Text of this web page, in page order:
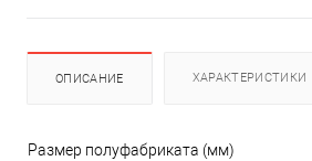
ОПИСАНИЕ ХАРАКТЕРИСТИКИ
Размер полуфабриката (мм)